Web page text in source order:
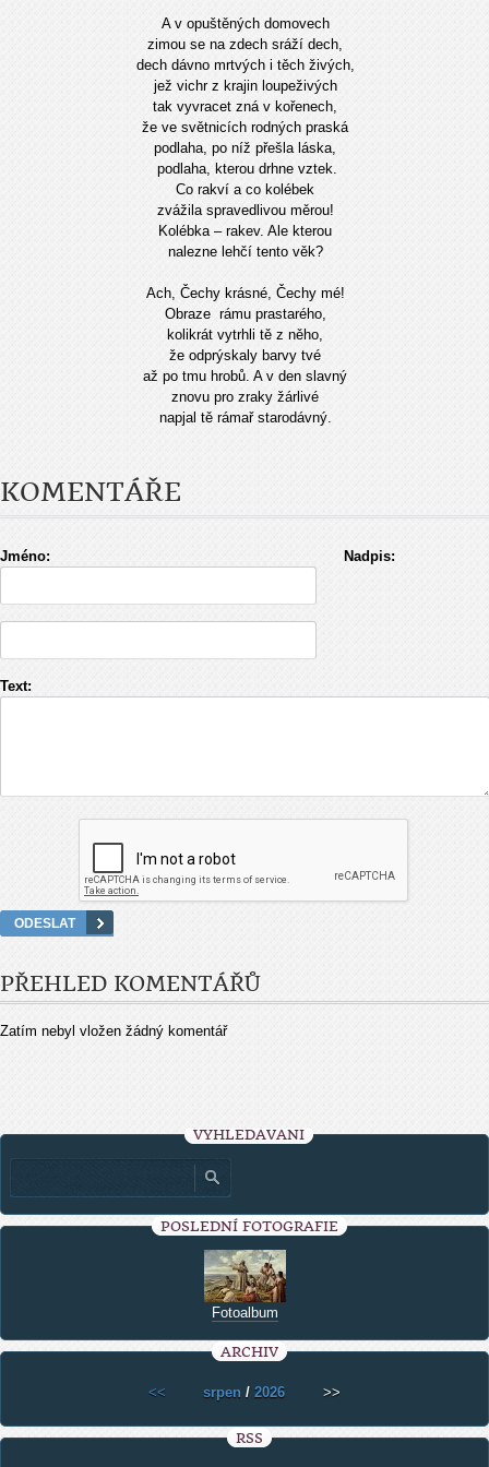
A v opuštěných domovech
zimou se na zdech sráží dech,
dech dávno mrtvých i těch živých,
jež vichr z krajin loupeživých
tak vyvracet zná v kořenech,
že ve světnicích rodných praská
podlaha, po níž přešla láska,
podlaha, kterou drhne vztek.
Co rakví a co kolébek
zvážila spravedlivou měrou!
Kolébka – rakev. Ale kterou
nalezne lehčí tento věk?
Ach, Čechy krásné, Čechy mé!
Obraze rámu prastarého,
kolikrát vytrhli tě z něho,
že odprýskaly barvy tvé
až po tmu hrobů. A v den slavný
znovu pro zraky žárlivé
napjal tě rámař starodávný.
KOMENTÁŘE
Jméno: Nadpis:
Text:
PŘEHLED KOMENTÁŘŮ
Zatím nebyl vložen žádný komentář
VYHLEDÁVÁNÍ
POSLEDNÍ FOTOGRAFIE
Fotoalbum
ARCHIV
<< srpen / 2026 >>
RSS